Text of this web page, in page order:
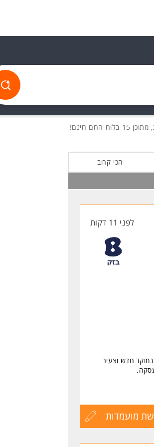
, מתוכן 15 בלוח החם חינם!
הכי קרוב
לפני 11 דקות
במוקד חדש וצעיר
מועמדות
עדכון